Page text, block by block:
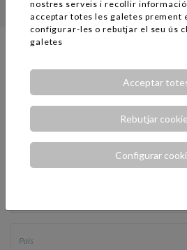
POT POSAR-SE EN CONTACTE
nostres serveis i recollir
acceptar totes les galetes prement
configurar-les o rebutjar el seu ús
galetes
Acceptar
Rebutjar
Configurar